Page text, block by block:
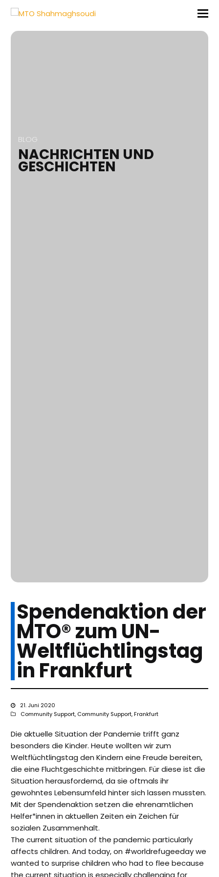
BLOG
NACHRICHTEN UND
GESCHICHTEN
Spendenaktion der
MTO® zum UN-
Weltflüchtlingstag
in Frankfurt
21. Juni 2020
Community Support, Community Support,Frankfurt
Die aktuelle Situation der Pandemie trifft ganz
besonders die Kinder. Heute wollten wir zum
Weltflüchtlingstag den Kindern eine Freude bereiten,
die eine Fluchtgeschichte mitbringen. Für diese ist die
Situation herausfordernd, da sie oftmals ihr
gewohntes Lebensumfeld hinter sich lassen mussten.
Mit der Spendenaktion setzen die ehrenamtlichen
Helfer*innen in aktuellen Zeiten ein Zeichen für
sozialen Zusammenhalt.
The current situation of the pandemic particularly
affects children. And today, on #worldrefugeeday we
wanted to surprise children who had to flee because